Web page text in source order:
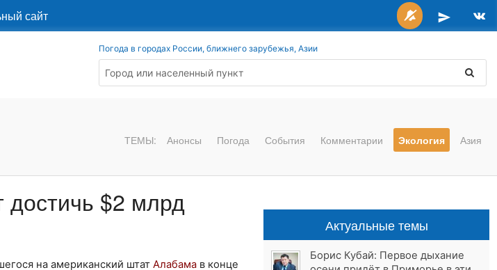
сайт
Погода в городах России, ближнего зарубежья, Азии
ТЕМЫ: Анонсы Погода События Комментарии Экология Азия
$2 млрд
на американский штат Алабама в конце
Актуальные темы
Борис Кубай: Первое дыхание